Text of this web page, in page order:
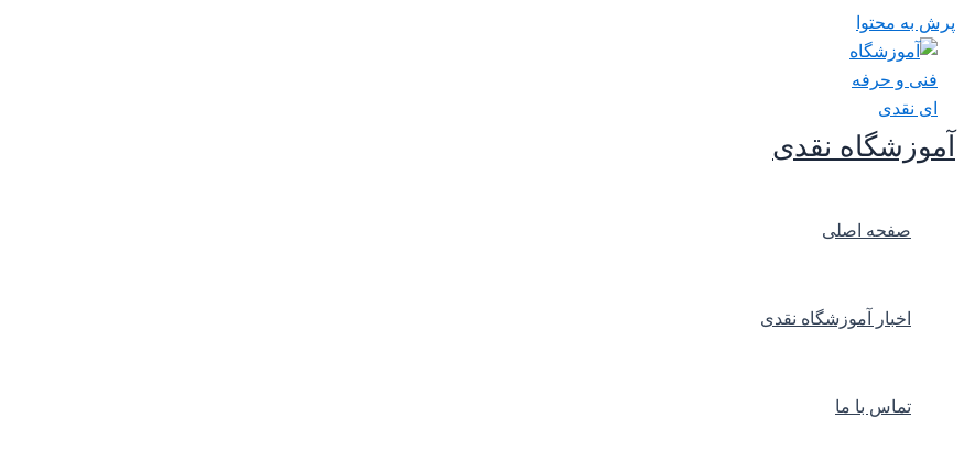
پرش به محتوا
آموزشگاه نقدی
صفحه اصلی
اخبار آموزشگاه نقدی
تماس با ما